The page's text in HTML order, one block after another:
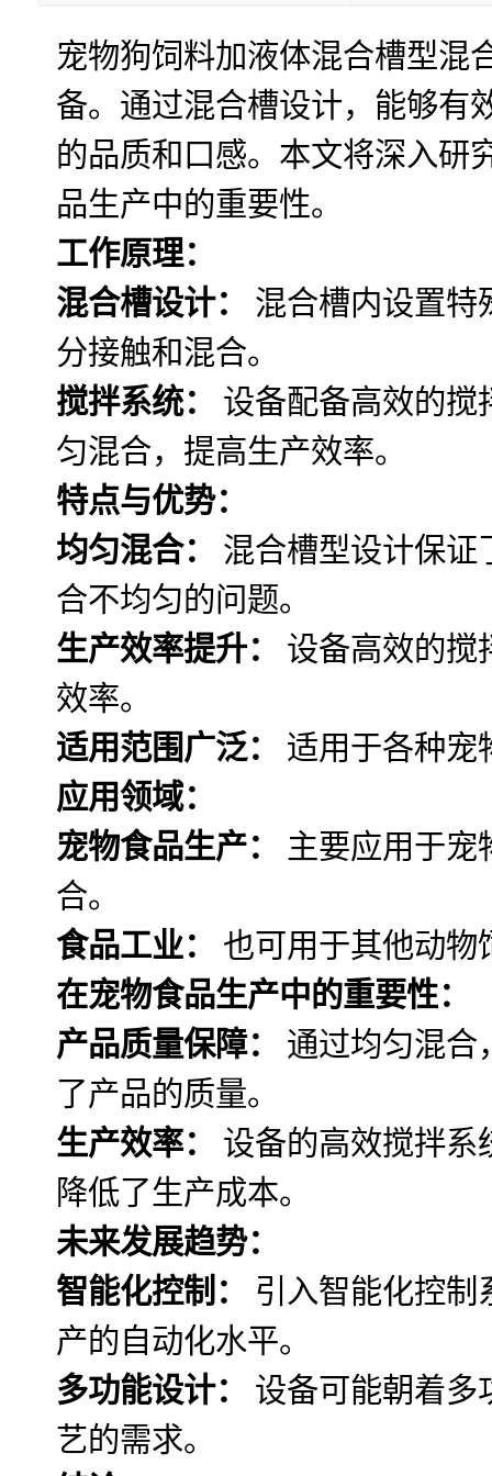
宠物狗饲料加液体混合槽型混
备。通过混合槽设计，能够有
的品质和口感。本文将深入研
品生产中的重要性。
工作原理：
混合槽设计：
混合槽内设置特
分接触和混合。
搅拌系统：
设备配备高效的搅
匀混合，提高生产效率。
特点与优势：
均匀混合：
混合槽型设计保证
合不均匀的问题。
生产效率提升：
设备高效的搅
效率。
适用范围广泛：
适用于各种宠
应用领域：
宠物食品生产：
主要应用于宠
合。
食品工业：
也可用于其他动物
在宠物食品生产中的重要性：
产品质量保障：
通过均匀混合
了产品的质量。
生产效率：
设备的高效搅拌系
降低了生产成本。
未来发展趋势：
智能化控制：
引入智能化控制
产的自动化水平。
多功能设计：
设备可能朝着多
艺的需求。